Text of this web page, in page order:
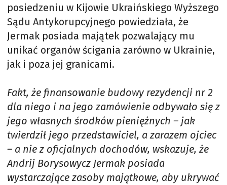
posiedzeniu w Kijowie Ukraińskiego Wyższego
Sądu Antykorupcyjnego powiedziała, że
Jermak posiada majątek pozwalający mu
unikać organów ścigania zarówno w Ukrainie,
jak i poza jej granicami.
Fakt, że finansowanie budowy rezydencji nr 2
dla niego i na jego zamówienie odbywało się z
jego własnych środków pieniężnych – jak
twierdził jego przedstawiciel, a zarazem ojciec
– a nie z oficjalnych dochodów, wskazuje, że
Andrij Borysowycz Jermak posiada
wystarczające zasoby majątkowe, aby ukrywać